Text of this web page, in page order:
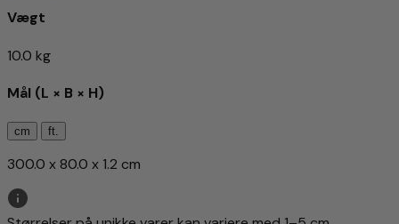
Vægt
10.0 kg
Mål (L × B × H)
cm ft.
300.0 x 80.0 x 1.2 cm